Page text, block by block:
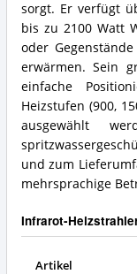
sorgt. Er verfügt
bis zu 2100 Watt
oder
erwärmen. Sein
einfache
Heizstufen (900,
ausgewählt
und zum
mehrsprachige
Infrarot-
Artikel